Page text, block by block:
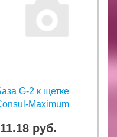
G-2 к щетке
Maximum
11.18 руб.